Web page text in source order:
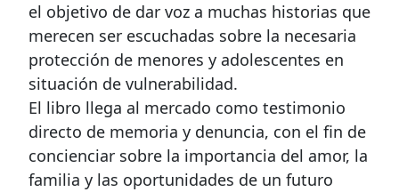
el objetivo de dar voz a muchas historias que
merecen ser escuchadas sobre la necesaria
protección de menores y adolescentes en
situación de vulnerabilidad.
El libro llega al mercado como testimonio
directo de memoria y denuncia, con el fin de
concienciar sobre la importancia del amor, la
familia y las oportunidades de un futuro